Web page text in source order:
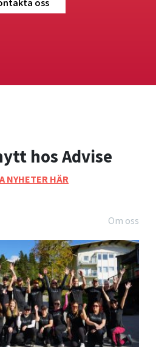
oss
hos Advise
NYHETER HÄR
Om oss